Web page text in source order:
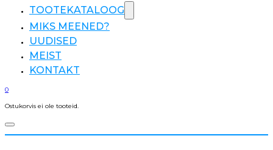
TOOTEKATALOOG
MIKS MEENED?
UUDISED
MEIST
KONTAKT
0
Ostukorvis ei ole tooteid.